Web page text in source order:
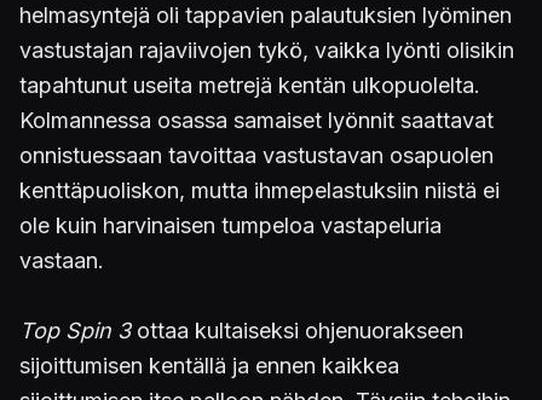
helmasyntejä oli tappavien palautuksien lyöminen
vastustajan rajaviivojen tykö, vaikka lyönti olisikin
tapahtunut useita metrejä kentän ulkopuolelta.
Kolmannessa osassa samaiset lyönnit saattavat
onnistuessaan tavoittaa vastustavan osapuolen
kenttäpuoliskon, mutta ihmepelastuksiin niistä ei
ole kuin harvinaisen tumpeloa vastapeluria
vastaan.
Top Spin 3ottaa kultaiseksi ohjenuorakseen
sijoittumisen kentällä ja ennen kaikkea